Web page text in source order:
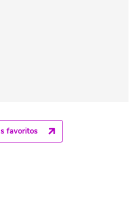
favoritos